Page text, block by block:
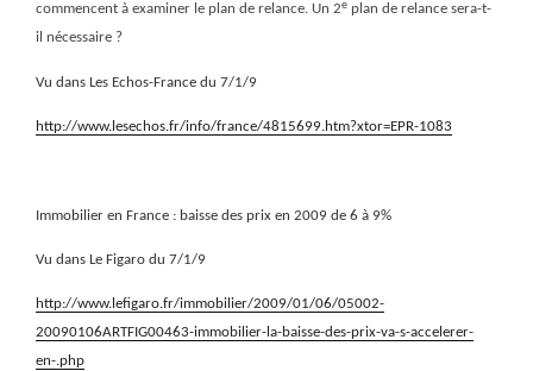
commencent à examiner le plan de relance. Un 2e plan de relance sera-t-
il nécessaire ?
Vu dans Les Echos-France du 7/1/9
http://www.lesechos.fr/info/france/4815699.htm?xtor=EPR-1083
Immobilier en France : baisse des prix en 2009 de 6 à 9%
Vu dans Le Figaro du 7/1/9
http://www.lefigaro.fr/immobilier/2009/01/06/05002-
20090106ARTFIG00463-immobilier-la-baisse-des-prix-va-s-accelerer-
en-.php